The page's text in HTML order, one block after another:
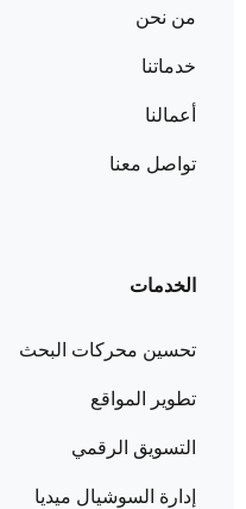
من نحن
خدماتنا
أعمالنا
تواصل معنا
الخدمات
تحسين محركات البحث
تطوير المواقع
التسويق الرقمي
إدارة السوشيال ميديا